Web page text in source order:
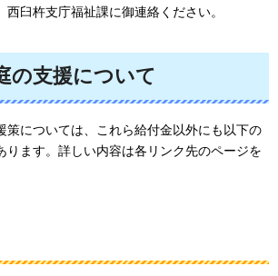
西臼杵支庁福祉課に御連絡ください。
の支援について
策については、これら給付金以外にも以下の
ります。詳しい内容は各リンク先のページを